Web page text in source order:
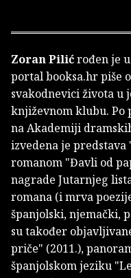
Zoran Pilićrođen je
portal booksa.hr piše
svakodnevici života u
književnom klubu. Po
na Akademiji
izvedena je predstava
romanom "Đavli od
nagrade Jutarnjeg
romana (i mrva
španjolski, njemački,
su također
priče" (2011.),
španjolskom jeziku